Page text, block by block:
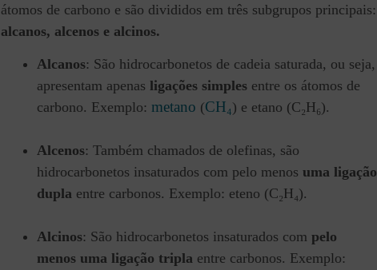
átomos de carbono e são divididos em três subgrupos principais:
alcanos, alcenos e alcinos.
Alcanos: São hidrocarbonetos de cadeia saturada, ou seja,
apresentam apenas ligações simples entre os átomos de
carbono. Exemplo: metano (CH₄ ) e etano (C₂H₆).
Alcenos: Também chamados de olefinas, são
hidrocarbonetos insaturados com pelo menos uma ligação
dupla entre carbonos. Exemplo: eteno (C₂H₄).
Alcinos: São hidrocarbonetos insaturados com pelo
menos uma ligação tripla entre carbonos. Exemplo: